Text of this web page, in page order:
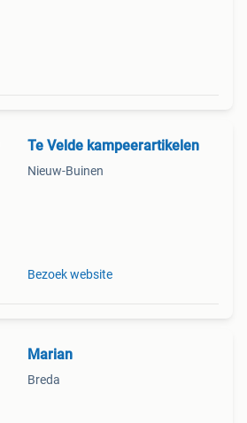
Te Velde kampeerartikelen
Nieuw-Buinen
Bezoek website
Marian
Breda